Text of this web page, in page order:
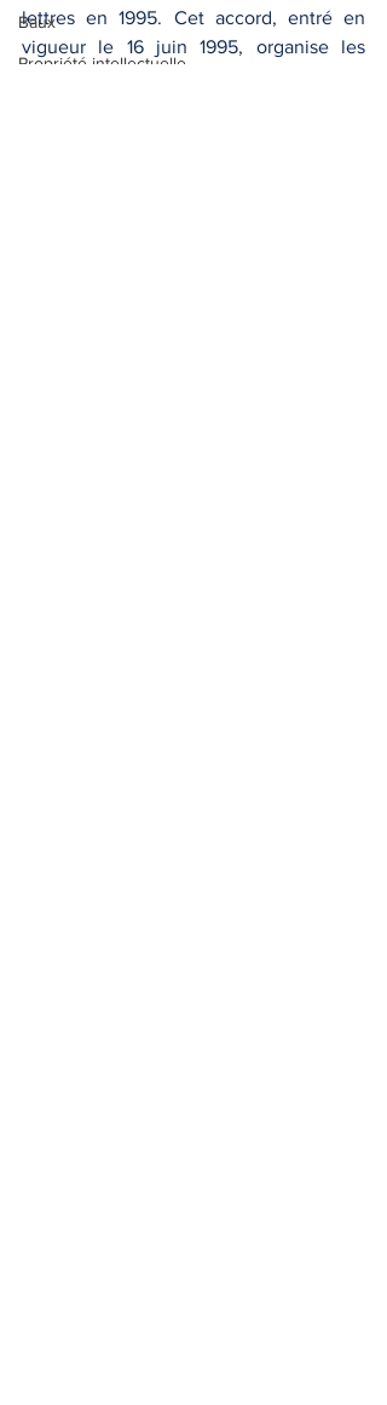
Baux
Propriété intellectuelle
lettres en 1995. Cet accord, entré en
vigueur le 16 juin 1995, organise les